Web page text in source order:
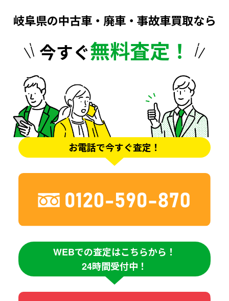
岐阜県の中古車・廃車・事故車買取なら
今すぐ無料査定！
お電話で今すぐ査定！
WEBでの査定はこちらから！
24時間受付中！